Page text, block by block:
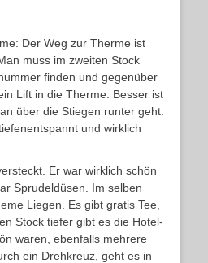
Der Weg zur Therme ist
muss im zweiten Stock
finden und gegenüber
Lift in die Therme. Besser ist
über die Stiegen runter geht.
und wirklich
Er war wirklich schön
Sprudeldüsen. Im selben
Liegen. Es gibt gratis Tee,
Stock tiefer gibt es die Hotel-
waren, ebenfalls mehrere
ein Drehkreuz, geht es in